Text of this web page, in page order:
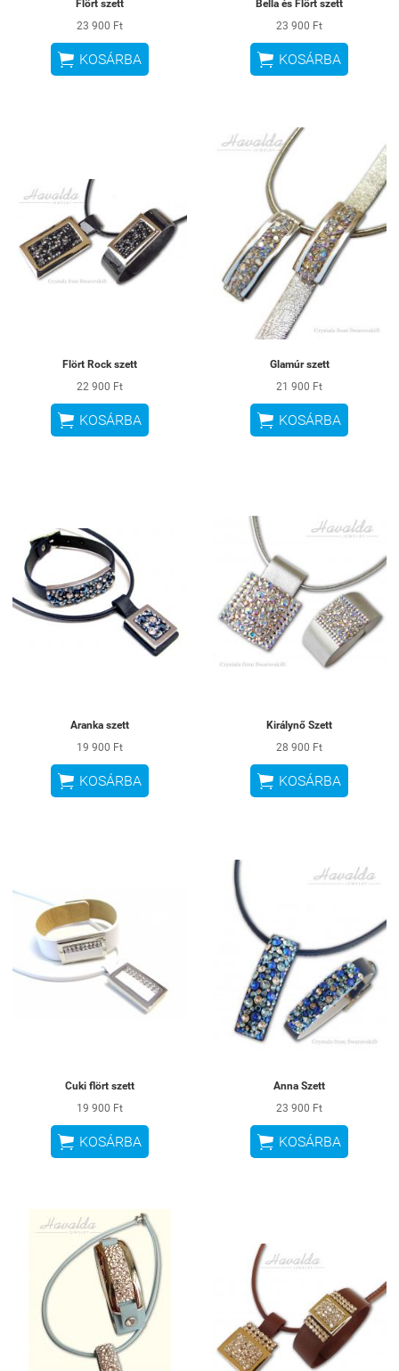
Flört szett
23 900 Ft
 KOSÁRBA
Bella és Flört szett
23 900 Ft
 KOSÁRBA
Flört Rock szett
22 900 Ft
 KOSÁRBA
Glamúr szett
21 900 Ft
 KOSÁRBA
Aranka szett
19 900 Ft
 KOSÁRBA
Királynő Szett
28 900 Ft
 KOSÁRBA
Cuki flört szett
19 900 Ft
 KOSÁRBA
Anna Szett
23 900 Ft
 KOSÁRBA